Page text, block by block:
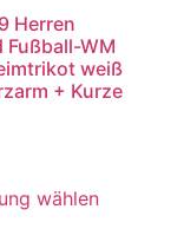
Herren
Fußball-WM
weiß
+ Kurze
wählen